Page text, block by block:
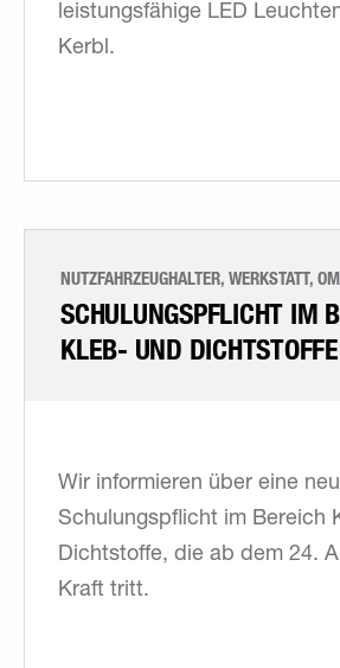
leistungsfähige LED
Kerbl.
NUTZFAHRZEUGHALTER, WERKSTATT,
SCHULUNGSPFLICHT IM
KLEB- UND DICHTSTOFFE
Wir informieren über eine
Schulungspflicht im Bereich
Dichtstoffe, die ab dem 24.
Kraft tritt.